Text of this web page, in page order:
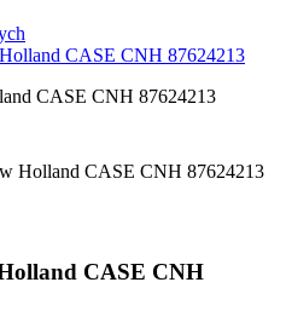
CASE CNH 87624213
CASE CNH